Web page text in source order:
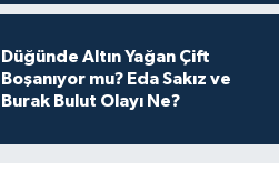
Düğünde Altın Yağan Çift
Boşanıyor mu? Eda Sakız ve
Burak Bulut Olayı Ne?